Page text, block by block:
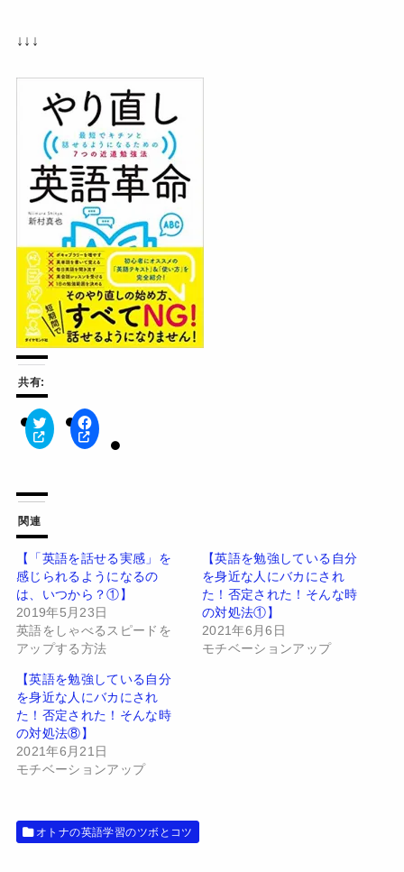
↓↓↓
共有:
ク
リ
て
T
w
i
t
t
r
で
共
有
(
新
し
い
ウ
ィ
ン
ド
ウ
で
開
き
ま
す
F
a
有
す
る
に
は
ク
ッ
ク
し
て
く
だ
さ
い
(
新
し
い
ウ
ウ
で
開
関連
【「英語を話せる実感」を
感じられるようになるの
は、いつから？①】
2019年5月23日
英語をしゃべるスピードを
アップする方法
【英語を勉強している自分
を身近な人にバカにされ
た！否定された！そんな時
の対処法①】
2021年6月6日
モチベーションアップ
【英語を勉強している自分
を身近な人にバカにされ
た！否定された！そんな時
の対処法⑧】
2021年6月21日
モチベーションアップ
オトナの英語学習のツボとコツ